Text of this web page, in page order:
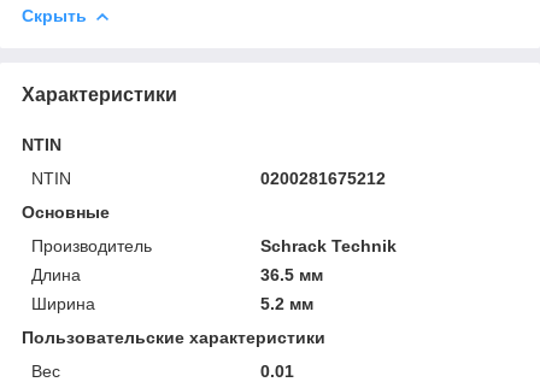
Скрыть
Характеристики
NTIN
NTIN
0200281675212
Основные
Производитель
Schrack Technik
Длина
36.5 мм
Ширина
5.2 мм
Пользовательские характеристики
Вес
0.01